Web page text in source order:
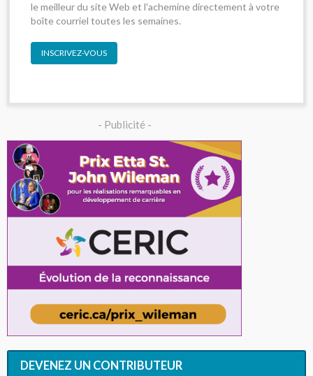
le meilleur du site Web et l'achemine directement à votre
boîte courriel toutes les semaines.
INSCRIVEZ-VOUS
- Publicité -
DEVENEZ UN CONTRIBUTEUR